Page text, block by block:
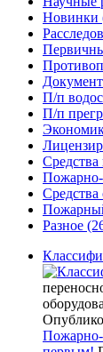
Новинки
П/п
П/п
Пожарно-
Средства
Разное
Пожарно-